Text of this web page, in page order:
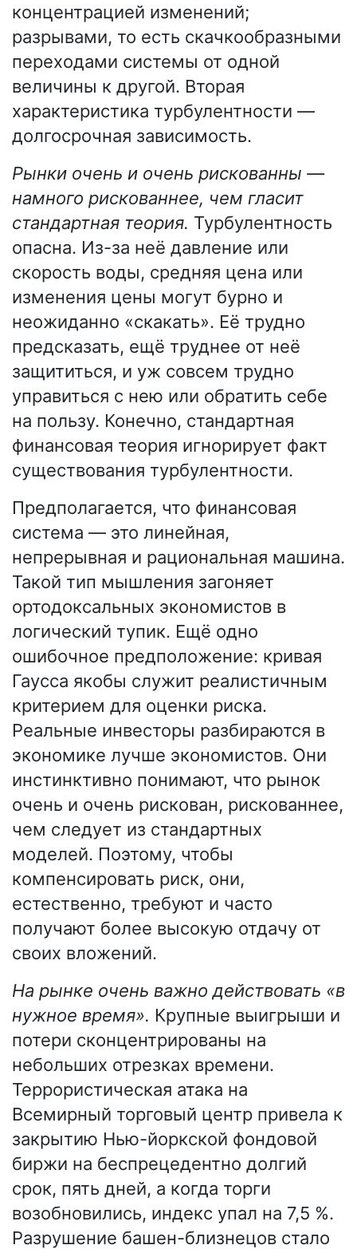
концентрацией изменений;
разрывами, то есть скачкообразными
переходами системы от одной
величины к другой. Вторая
характеристика турбулентности —
долгосрочная зависимость.
Рынки очень и очень рискованны —
намного рискованнее, чем гласит
стандартная теория. Турбулентность
опасна. Из-за неё давление или
скорость воды, средняя цена или
изменения цены могут бурно и
неожиданно «скакать». Её трудно
предсказать, ещё труднее от неё
защититься, и уж совсем трудно
управиться с нею или обратить себе
на пользу. Конечно, стандартная
финансовая теория игнорирует факт
существования турбулентности.
Предполагается, что финансовая
система — это линейная,
непрерывная и рациональная машина.
Такой тип мышления загоняет
ортодоксальных экономистов в
логический тупик. Ещё одно
ошибочное предположение: кривая
Гаусса якобы служит реалистичным
критерием для оценки риска.
Реальные инвесторы разбираются в
экономике лучше экономистов. Они
инстинктивно понимают, что рынок
очень и очень рискован, рискованнее,
чем следует из стандартных
моделей. Поэтому, чтобы
компенсировать риск, они,
естественно, требуют и часто
получают более высокую отдачу от
своих вложений.
На рынке очень важно действовать «в
нужное время». Крупные выигрыши и
потери сконцентрированы на
небольших отрезках времени.
Террористическая атака на
Всемирный торговый центр привела к
закрытию Нью-йоркской фондовой
биржи на беспрецедентно долгий
срок, пять дней, а когда торги
возобновились, индекс упал на 7,5 %.
Разрушение башен-близнецов стало